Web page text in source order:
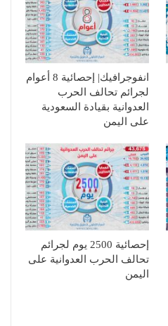
انفوجرافيك| إحصائية 8 أعوام
لجرائم تحالف الحرب
العدوانية بقيادة السعودية
على اليمن
إحصائية 2500 يوم لجرائم
تحالف الحرب العدوانية على
اليمن